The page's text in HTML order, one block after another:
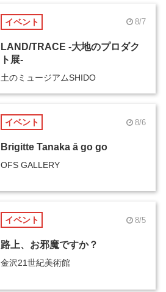
イベント 8/7
LAND/TRACE -大地のプロダク
ト展-
土のミュージアムSHIDO
イベント 8/6
Brigitte Tanaka ā go go
OFS GALLERY
イベント 8/5
路上、お邪魔ですか？
金沢21世紀美術館